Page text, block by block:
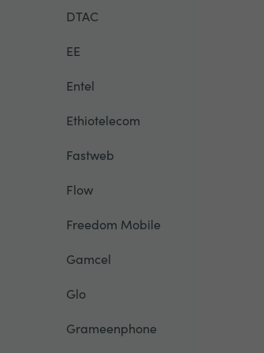
DTAC
EE
Entel
Ethiotelecom
Fastweb
Flow
Freedom Mobile
Gamcel
Glo
Grameenphone